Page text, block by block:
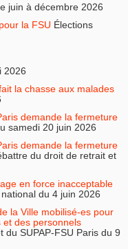
juin à décembre 2026
la FSU Élections
2026
la chasse aux malades
demande la fermeture
samedi 20 juin 2026
demande la fermeture
du droit de retrait et
en force inacceptable
du 4 juin 2026
la Ville mobilisé-es pour
et des personnels
du SUPAP-FSU Paris du 9